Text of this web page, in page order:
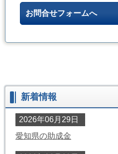
お問合せフォームへ
新着情報
2026年06月29日
愛知県の助成金